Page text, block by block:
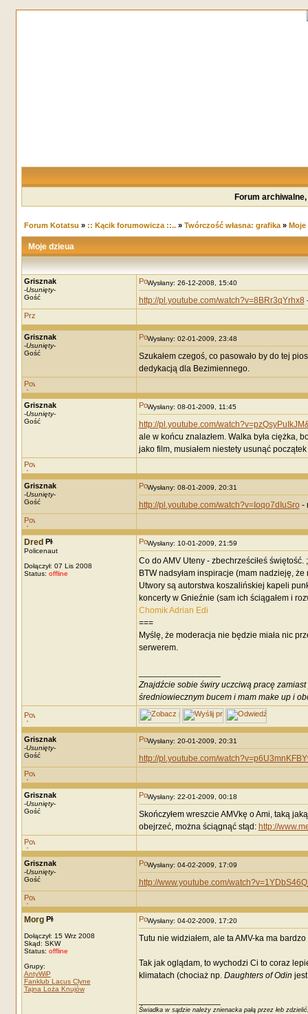
Forum
Forum Kotatsu » :: Kącik forumowicza ::..» Twórczość własna: grafika» Moje
Moje dzieua
Grisznak
-Usunięty-
Gość
Wysłany: 26-12-2008, 15:40
http://pl.youtube.com/watch?v=8BRr3qYrhx8
Grisznak
-Usunięty-
Gość
Wysłany: 02-01-2009, 23:48
Szukałem czegoś, co pasowało by do tej
dedykacją dla Bezimiennego.
Grisznak
-Usunięty-
Gość
Wysłany: 08-01-2009, 11:45
http://pl.youtube.com/
ale w końcu znalazłem. Walka była ciężka,
jako film, musiałem niestety usunąć
Grisznak
-Usunięty-
Gość
Wysłany: 08-01-2009, 20:31
http://pl.youtube.com/watch?v=Ioqo7dIuSro-
Dred
Policenaut
Dołączył: 07 Lis 2008
Status: offline
Wysłany: 10-01-2009, 21:59
Co do AMV Uteny - zbechrześciłeś świętość.
BTW nadsyłam inspiracje (mam nadzieję,
Utwory są autorstwa koszalińskiej kapeli
koncerty w Gnieźnie (sam ich ściągałem i
Chomik Adrian Edi
===
Myślę, że moderacja nie będzie miała nic
serwerem.
Znajdźcie sobie świry uczciwą pracę zamiast
średniowiecznym bucem i mam make up i
Grisznak
-Usunięty-
Gość
Wysłany: 20-01-2009, 20:31
http://pl.youtube.com/
Grisznak
-Usunięty-
Gość
Wysłany: 22-01-2009, 00:18
Skończyłem wreszcie AMVkę o Ami, taką
obejrzeć, można ściągnąć stąd: http://
Grisznak
-Usunięty-
Gość
Wysłany: 04-02-2009, 17:09
http://www.youtube.com/
Morg
Dołączył: 15 Wrz 2008
Skąd: SKW
Status: offline
Grupy:
AntyWiP
Fanklub Lacus Clyne
Tajna Loża Knujów
Wysłany: 04-02-2009, 17:20
Tutu nie widziałem, ale ta AMV-ka ma
Tak jak oglądam, to wychodzi Ci to coraz
klimatach (chociaż np. Daughters of Odin
Świadka w sądzie należy znienacka pałą przez łeb